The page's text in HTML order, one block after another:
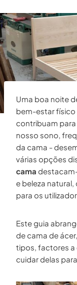
Uma boa noite
bem-estar físico
contribuam
nosso sono,
da cama -
várias opções
cama
e beleza
para os
Este guia
de cama de
tipos, factores a
cuidar delas